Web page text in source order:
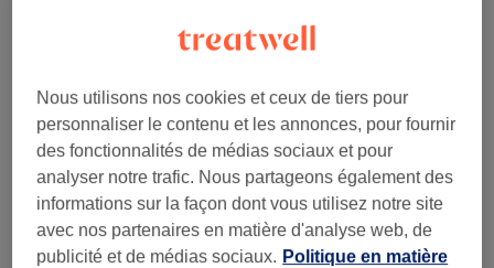
Réservez en ligne pour un rdv avec Zbobinails au studio
La spécialité de l’établissement : le nail art
Transport public le plus proche
Tramway ligne T2 / métro M1 - arrêt reformés canebière
Voir le salon
Douxnailsbb
5,0
54 avis
Thiers, Marseille
Montrer sur la carte
Gainage BIAB - Remplissage
Nous utilisons nos cookies et ceux de tiers pour
personnaliser le contenu et les annonces, pour fournir
des fonctionnalités de médias sociaux et pour
analyser notre trafic. Nous partageons également des
informations sur la façon dont vous utilisez notre site
avec nos partenaires en matière d'analyse web, de
publicité et de médias sociaux. Politique en matière